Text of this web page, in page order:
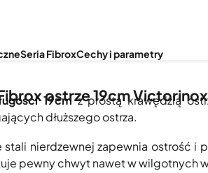
ostrze 19cm Victorinox
Seria FibroxCechy i parametry
19cmz prostą krawędzią
dłuższego ostrza.
stali nierdzewnej zapewnia ostrość
pewny chwyt nawet w wilgotnych